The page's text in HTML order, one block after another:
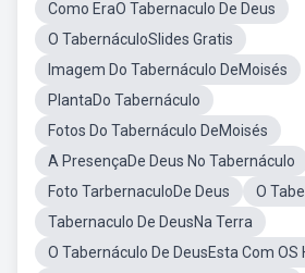
Como EraO Tabernaculo De Deus
O TabernáculoSlides Gratis
Imagem Do Tabernáculo DeMoisés
PlantaDo Tabernáculo
Fotos Do Tabernáculo DeMoisés
A PresençaDe Deus No Tabernáculo
Foto TarbernaculoDe Deus
O
Tabernaculo De DeusNa Terra
O Tabernáculo De DeusEsta Com OS